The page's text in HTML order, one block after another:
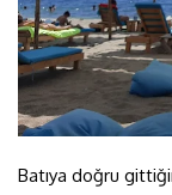
Batıya doğru